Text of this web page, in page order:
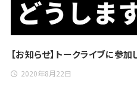
【お知らせ】トークライブに参
2020年8月22日